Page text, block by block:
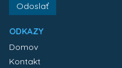
Odoslať
ODKAZY
Domov
Kontakt